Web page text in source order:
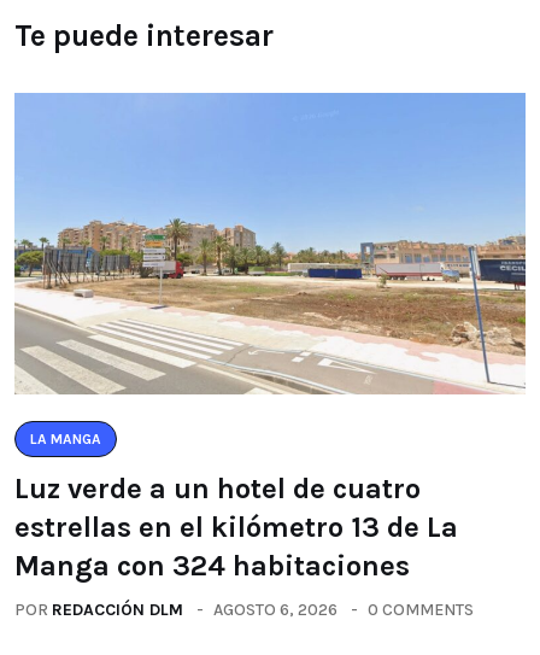
Te puede interesar
LA MANGA
Luz verde a un hotel de cuatro
estrellas en el kilómetro 13 de La
Manga con 324 habitaciones
POR REDACCIÓN DLM AGOSTO 6, 2026 0 COMMENTS